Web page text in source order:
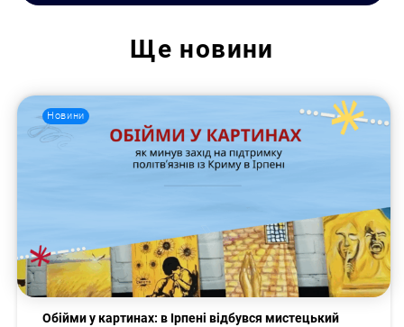
Ще новини
Новини
Обійми у картинах: в Ірпені відбувся мистецький